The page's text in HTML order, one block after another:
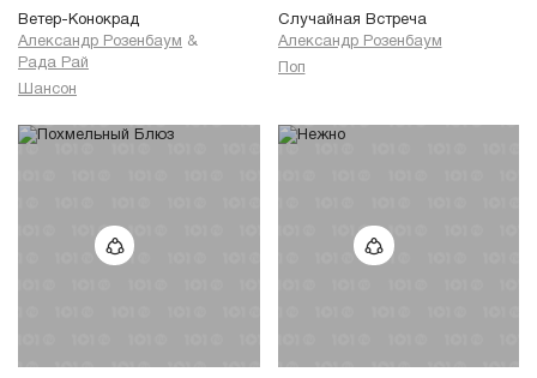
Ветер-Конокрад
Александр Розенбаум &
Рада Рай
Шансон
Случайная Встреча
Александр Розенбаум
Поп